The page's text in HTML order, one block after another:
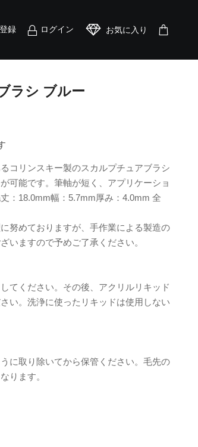
録 ログイン お気に入り
ラシ ブルー
コリンスキー製のスカルプチュアブラシ
可能です。筆軸が短く、アプリケーショ
：18.0mm幅：5.7mm厚み：4.0mm 全
努めておりますが、手作業による製造の
いますので予めご了承ください。
てください。その後、アクリルリキッド
い。洗浄に使ったリキッドは使用しない
に取り除いてから保管ください。毛先の
ります。